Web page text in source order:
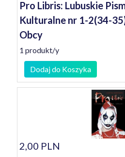
Pro Libris: Lubuskie
Kulturalne nr 1-2(34-
Obcy
1 produkt/y
Dodaj do Koszyka
2,00 PLN